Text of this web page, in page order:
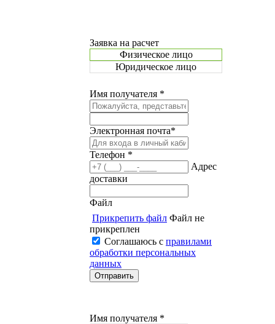
Заявка на расчет
Физическое лицо
Юридическое лицо
Имя получателя *
Электронная почта*
Телефон *
Адрес
доставки
Файл
Прикрепить файл Файл не
прикреплен
Соглашаюсь с правилами
обработки персональных
данных
Имя получателя *